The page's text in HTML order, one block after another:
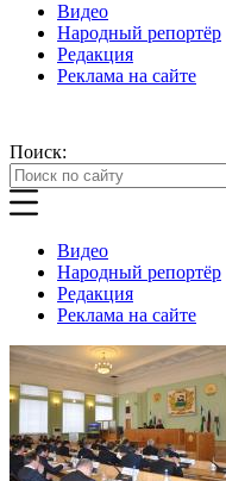
Видео
Народный репортёр
Редакция
Реклама на сайте
Поиск:
Видео
Народный репортёр
Редакция
Реклама на сайте